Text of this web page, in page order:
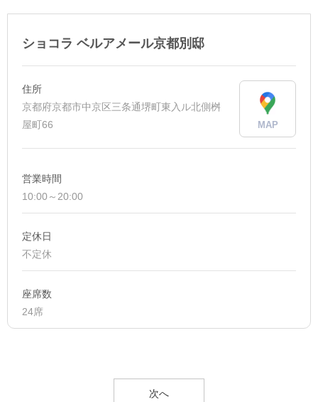
ショコラ ベルアメール京都別邸
住所
京都府京都市中京区三条通堺町東入ル北側桝
屋町66
MAP
営業時間
10:00～20:00
定休日
不定休
座席数
24席
次へ